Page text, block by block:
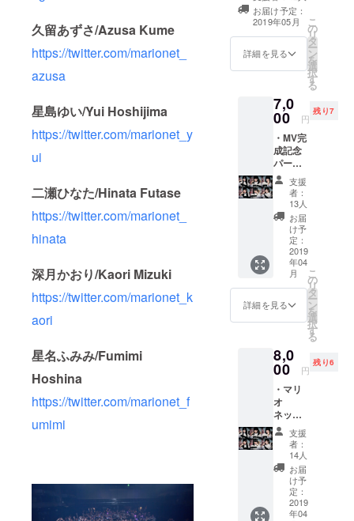
久留あずさ/Azusa Kume
https://twitter.com/marionet_
azusa
星島ゆい/Yui Hoshijima
https://twitter.com/marionet_y
ui
二瀬ひなた/Hinata Futase
https://twitter.com/marionet_
hinata
深月かおり/Kaori Mizuki
https://twitter.com/marionet_k
aori
星名ふみみ/Fumimi
Hoshina
https://twitter.com/marionet_f
umimi
ムプレゼント ・
特典券5枚付き
・お礼動画
お届け予定：
2019年05月
詳細を見る
こ
の
リ
タ
ー
ン
を
選
択
す
る
7,0
00 円
残り7
・MV完
成記念
パー
ティー
（全メ
ンバー
からの
サイン&
お客様
の名前
入り新
作ミニ
アルバ
ムお渡
しチェ
キ付
3/30予
定 ・お
礼動画
支援
者：
13人
お届
け予
定：
2019
年04
月
詳細を見る
こ
の
リ
タ
ー
ン
を
選
択
す
る
8,0
00 円
残り6
・マリ
オ
ネッ。
女子会
ご招待
（全メ
ンバー
からの
サイン&
お客様
の名前
支援
者：
14人
お届
け予
定：
2019
年04